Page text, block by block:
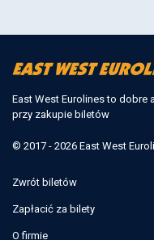
East West Eurolines to dobre
przy zakupie biletów
© 2017 - 2026 East West
Zwrót biletów
Zapłacić za bilety
O firmie